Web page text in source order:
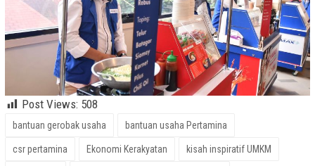
Post Views: 508
bantuan gerobak usaha bantuan usaha Pertamina
csr pertamina Ekonomi Kerakyatan kisah inspiratif UMKM